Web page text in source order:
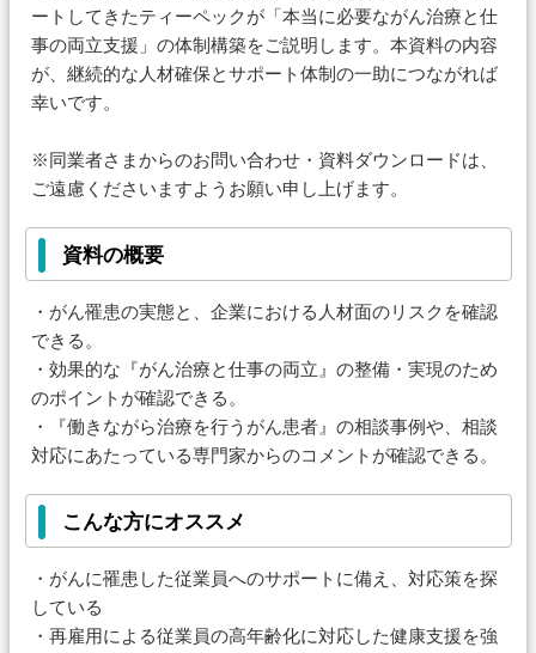
ートしてきたティーペックが「本当に必要ながん治療と仕
事の両立支援」の体制構築をご説明します。本資料の内容
が、継続的な人材確保とサポート体制の一助につながれば
幸いです。
※同業者さまからのお問い合わせ・資料ダウンロードは、
ご遠慮くださいますようお願い申し上げます。
資料の概要
・がん罹患の実態と、企業における人材面のリスクを確認
できる。
・効果的な『がん治療と仕事の両立』の整備・実現のため
のポイントが確認できる。
・『働きながら治療を行うがん患者』の相談事例や、相談
対応にあたっている専門家からのコメントが確認できる。
こんな方にオススメ
・がんに罹患した従業員へのサポートに備え、対応策を探
している
・再雇用による従業員の高年齢化に対応した健康支援を強